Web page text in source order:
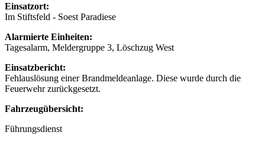
Einsatzort:
Im Stiftsfeld - Soest Paradiese
Alarmierte Einheiten:
Tagesalarm, Meldergruppe 3, Löschzug West
Einsatzbericht:
Fehlauslösung einer Brandmeldeanlage. Diese wurde durch die
Feuerwehr zurückgesetzt.
Fahrzeugübersicht:
Führungsdienst